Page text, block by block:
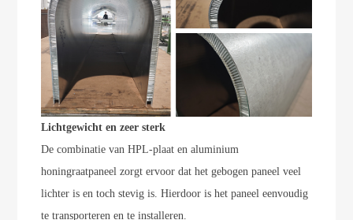
Lichtgewicht en zeer sterk
De combinatie van HPL-plaat en aluminium
honingraatpaneel zorgt ervoor dat het gebogen paneel veel
lichter is en toch stevig is. Hierdoor is het paneel eenvoudig
te transporteren en te installeren.